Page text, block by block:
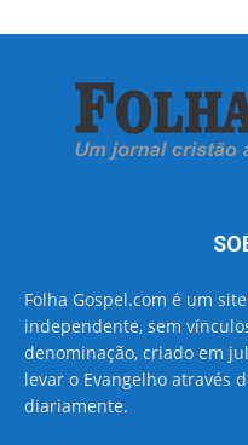
Folha Gospel.com é um
independente, sem
denominação, criado em
levar o Evangelho através
diariamente.